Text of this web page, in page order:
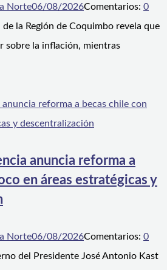
Norte06/08/2026Comentarios: 0
la Región de Coquimbo revela que
sobre la inflación, mientras
anuncia reforma a
en áreas estratégicas y
Norte06/08/2026Comentarios: 0
del Presidente José Antonio Kast